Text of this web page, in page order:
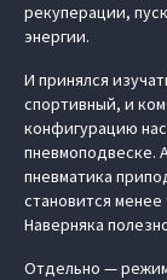
рекуперации,
энергии.
И принялся
спортивный, и
конфигурацию
пневматика
становится
Наверняка
Отдельно —